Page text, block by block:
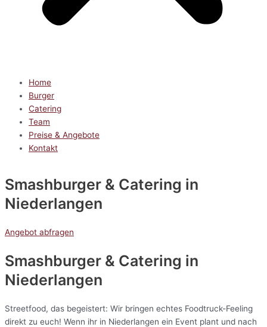
Home
Burger
Catering
Team
Preise & Angebote
Kontakt
Smashburger & Catering in
Niederlangen
Angebot abfragen
Smashburger & Catering in
Niederlangen
Streetfood, das begeistert: Wir bringen echtes Foodtruck-Feeling
direkt zu euch! Wenn ihr in Niederlangen ein Event plant und nach